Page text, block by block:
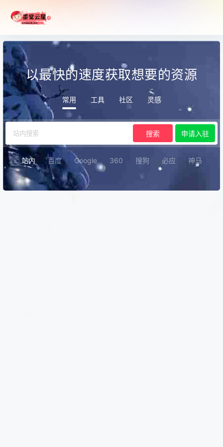
以最快的速度获取想要的资源
常用 工具 社区 灵感
搜索 申请入驻
站内 百度 Google 360 搜狗 必应 神马